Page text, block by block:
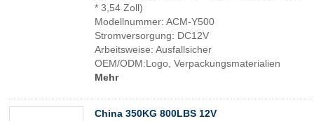
* 3,54 Zoll)
Modellnummer: ACM-Y500
Stromversorgung: DC12V
Arbeitsweise: Ausfallsicher
OEM/ODM:Logo, Verpackungsmaterialien
Mehr
China 350KG 800LBS 12V